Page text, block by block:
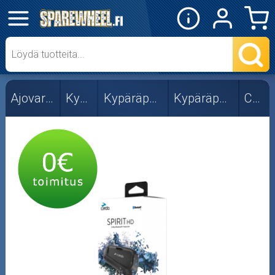
✕
Mopon osat
Skootterin osat
Crossipyörän osat
Moottoripyörän osat
Moottorikelkan osat
Mopoauton osat
Ajovarusteet Kypärät Kypäräpuhelimet Kypäräpuhelimet Cardo